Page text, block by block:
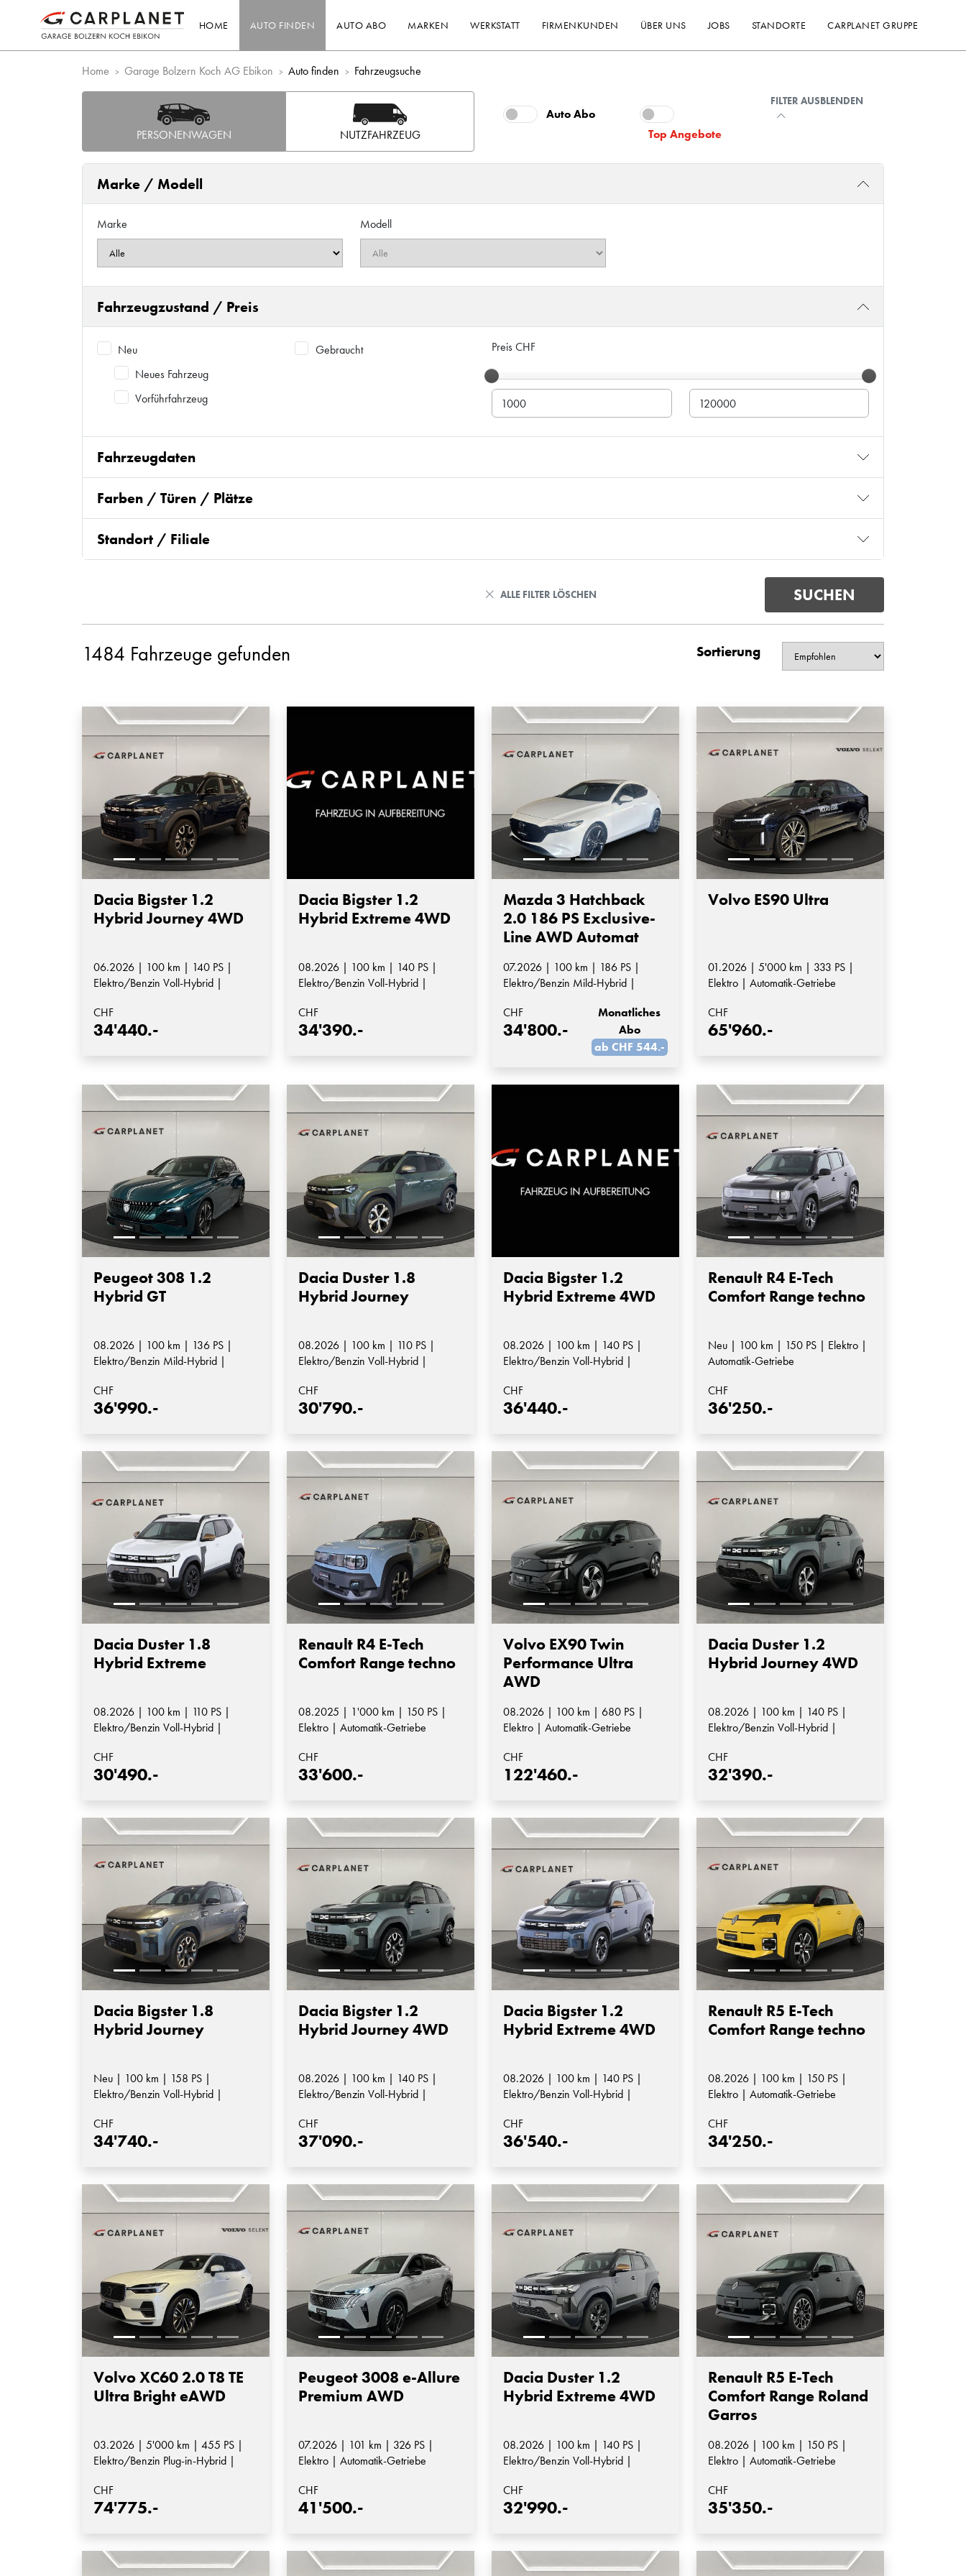
HOME AUTO FINDEN AUTO ABO MARKEN WERKSTATT FIRMENKUNDEN ÜBER UNS JOBS STANDORTE CARPLANET GRUPPE
Home Garage Bolzern Koch AG Ebikon Auto finden Fahrzeugsuche
PERSONENWAGEN NUTZFAHRZEUG
Auto Abo
Top Angebote
FILTER AUSBLENDEN
Marke / Modell
Marke Modell
Fahrzeugzustand / Preis
Neu
Neues Fahrzeug
Vorführfahrzeug
Gebraucht Preis CHF
Fahrzeugdaten
Farben / Türen / Plätze
Standort / Filiale
ALLE FILTER LÖSCHEN
1484 Fahrzeuge gefunden Sortierung
Dacia Bigster 1.2
Hybrid Journey 4WD
06.2026 | 100 km | 140 PS |
Elektro/Benzin Voll-Hybrid |
CHF
34'440.-
Dacia Bigster 1.2
Hybrid Extreme 4WD
08.2026 | 100 km | 140 PS |
Elektro/Benzin Voll-Hybrid |
CHF
34'390.-
Mazda 3 Hatchback
2.0 186 PS Exclusive-
Line AWD Automat
07.2026 | 100 km | 186 PS |
Elektro/Benzin Mild-Hybrid |
CHF
34'800.-
Monatliches
Abo
ab CHF 544.-
Volvo ES90 Ultra
01.2026 | 5'000 km | 333 PS |
Elektro | Automatik-Getriebe
CHF
65'960.-
Peugeot 308 1.2
Hybrid GT
08.2026 | 100 km | 136 PS |
Elektro/Benzin Mild-Hybrid |
CHF
36'990.-
Dacia Duster 1.8
Hybrid Journey
08.2026 | 100 km | 110 PS |
Elektro/Benzin Voll-Hybrid |
CHF
30'790.-
Dacia Bigster 1.2
Hybrid Extreme 4WD
08.2026 | 100 km | 140 PS |
Elektro/Benzin Voll-Hybrid |
CHF
36'440.-
Renault R4 E-Tech
Comfort Range techno
Neu | 100 km | 150 PS | Elektro |
Automatik-Getriebe
CHF
36'250.-
Dacia Duster 1.8
Hybrid Extreme
08.2026 | 100 km | 110 PS |
Elektro/Benzin Voll-Hybrid |
CHF
30'490.-
Renault R4 E-Tech
Comfort Range techno
08.2025 | 1'000 km | 150 PS |
Elektro | Automatik-Getriebe
CHF
33'600.-
Volvo EX90 Twin
Performance Ultra
AWD
08.2026 | 100 km | 680 PS |
Elektro | Automatik-Getriebe
CHF
122'460.-
Dacia Duster 1.2
Hybrid Journey 4WD
08.2026 | 100 km | 140 PS |
Elektro/Benzin Voll-Hybrid |
CHF
32'390.-
Dacia Bigster 1.8
Hybrid Journey
Neu | 100 km | 158 PS |
Elektro/Benzin Voll-Hybrid |
CHF
34'740.-
Dacia Bigster 1.2
Hybrid Journey 4WD
08.2026 | 100 km | 140 PS |
Elektro/Benzin Voll-Hybrid |
CHF
37'090.-
Dacia Bigster 1.2
Hybrid Extreme 4WD
08.2026 | 100 km | 140 PS |
Elektro/Benzin Voll-Hybrid |
CHF
36'540.-
Renault R5 E-Tech
Comfort Range techno
08.2026 | 100 km | 150 PS |
Elektro | Automatik-Getriebe
CHF
34'250.-
Volvo XC60 2.0 T8 TE
Ultra Bright eAWD
03.2026 | 5'000 km | 455 PS |
Elektro/Benzin Plug-in-Hybrid |
CHF
74'775.-
Peugeot 3008 e-Allure
Premium AWD
07.2026 | 101 km | 326 PS |
Elektro | Automatik-Getriebe
CHF
41'500.-
Dacia Duster 1.2
Hybrid Extreme 4WD
08.2026 | 100 km | 140 PS |
Elektro/Benzin Voll-Hybrid |
CHF
32'990.-
Renault R5 E-Tech
Comfort Range Roland
Garros
08.2026 | 100 km | 150 PS |
Elektro | Automatik-Getriebe
CHF
35'350.-